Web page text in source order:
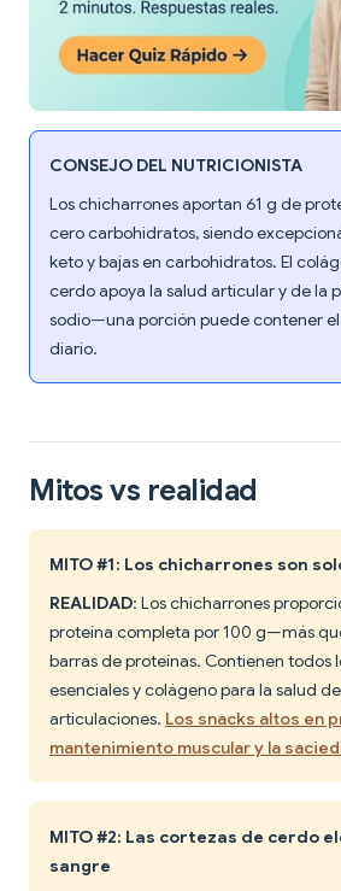
CONSEJO DEL NUTRICIONISTA
Los chicharrones aportan 61 g de
cero carbohidratos, siendo
keto y bajas en carbohidratos. El
cerdo apoya la salud articular y de la
sodio—una porción puede contener
diario.
Mitos vs realidad
MITO #1: Los chicharrones son
REALIDAD: Los chicharrones
proteína completa por 100 g—más
barras de proteínas. Contienen todos
esenciales y colágeno para la salud
articulaciones. Los snacks altos en
mantenimiento muscular y la
MITO #2: Las cortezas de cerdo
sangre